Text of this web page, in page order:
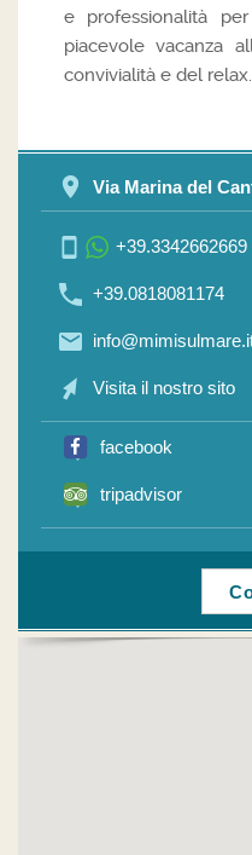
e professionalità
piacevole vacanza
convivialità e del relax.
Via Marina del
+39.3342662669
+39.0818081174
Visita il nostro sito
facebook
tripadvisor